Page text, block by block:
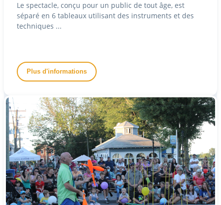
Le spectacle, conçu pour un public de tout âge, est
séparé en 6 tableaux utilisant des instruments et des
techniques ...
Plus d'informations